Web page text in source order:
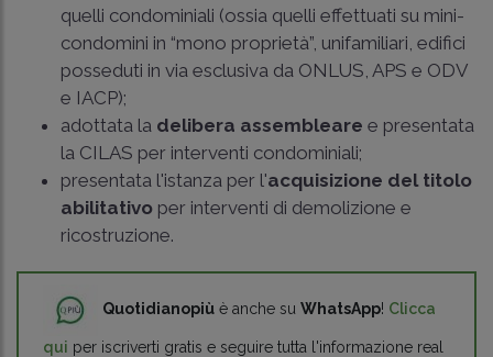
quelli condominiali (ossia quelli effettuati su mini-
condomini in “mono proprietà”, unifamiliari, edifici
posseduti in via esclusiva da ONLUS, APS e ODV
e IACP);
adottata la delibera assembleare e presentata
la CILAS per interventi condominiali;
presentata l'istanza per l'acquisizione del titolo
abilitativo per interventi di demolizione e
ricostruzione.
Quotidianopiù è anche su WhatsApp! Clicca
qui per iscriverti gratis e seguire tutta l'informazione real